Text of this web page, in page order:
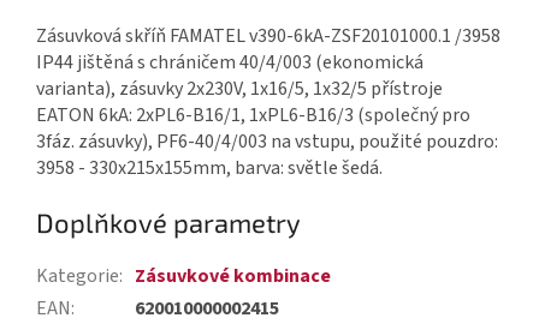
Zásuvková skříň FAMATEL v390-6kA-ZSF20101000.1 /3958
IP44 jištěná s chráničem 40/4/003 (ekonomická
varianta), zásuvky 2x230V, 1x16/5, 1x32/5 přístroje
EATON 6kA: 2xPL6-B16/1, 1xPL6-B16/3 (společný pro
3fáz. zásuvky), PF6-40/4/003 na vstupu, použité pouzdro:
3958 - 330x215x155mm, barva: světle šedá.
Doplňkové parametry
Kategorie: Zásuvkové kombinace
EAN:
620010000002415